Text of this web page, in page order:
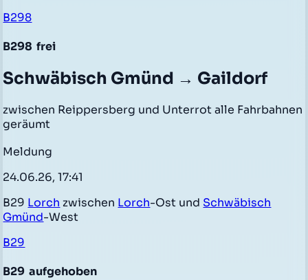
B298
B298 frei
Schwäbisch Gmünd → Gaildorf
zwischen Reippersberg und Unterrot alle Fahrbahnen
geräumt
Meldung
24.06.26, 17:41
B29 Lorch zwischen Lorch-Ost und Schwäbisch
Gmünd-West
B29
B29 aufgehoben